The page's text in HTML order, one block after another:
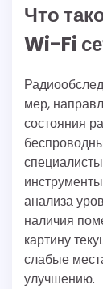
Что
Wi-Fi
мер,
состояния
анализа
наличия
картину
слабые
улучшению.